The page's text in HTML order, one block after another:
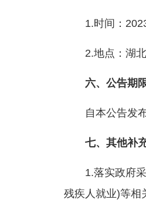
1.时间：
2.地点：湖
六、公告期
自本公告发
七、其他补
1.落实政府
残疾人就业)等相